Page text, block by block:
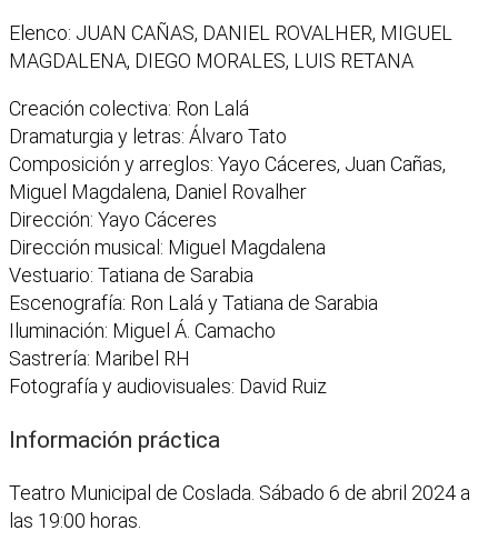
Elenco: JUAN CAÑAS, DANIEL ROVALHER, MIGUEL
MAGDALENA, DIEGO MORALES, LUIS RETANA
Creación colectiva: Ron Lalá
Dramaturgia y letras: Álvaro Tato
Composición y arreglos: Yayo Cáceres, Juan Cañas,
Miguel Magdalena, Daniel Rovalher
Dirección: Yayo Cáceres
Dirección musical: Miguel Magdalena
Vestuario: Tatiana de Sarabia
Escenografía: Ron Lalá y Tatiana de Sarabia
Iluminación: Miguel Á. Camacho
Sastrería: Maribel RH
Fotografía y audiovisuales: David Ruiz
Información práctica
Teatro Municipal de Coslada. Sábado 6 de abril 2024 a
las 19:00 horas.